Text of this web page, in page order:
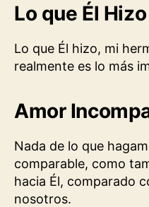
Lo que Él Hizo
Lo que Él hizo, mi
realmente es lo más
Amor
Nada de lo que
comparable, como
hacia Él, comparado
nosotros.